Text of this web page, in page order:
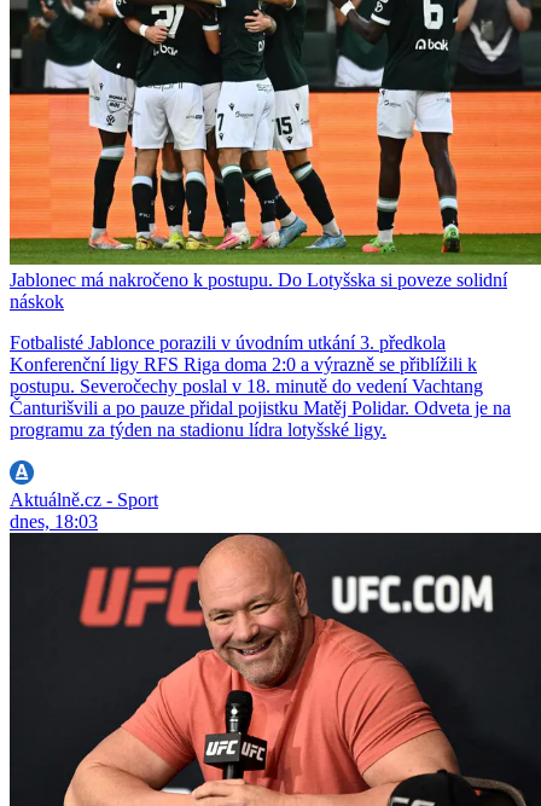
Jablonec má nakročeno k postupu. Do Lotyšska si poveze solidní
náskok
Fotbalisté Jablonce porazili v úvodním utkání 3. předkola
Konferenční ligy RFS Riga doma 2:0 a výrazně se přiblížili k
postupu. Severočechy poslal v 18. minutě do vedení Vachtang
Čanturišvili a po pauze přidal pojistku Matěj Polidar. Odveta je na
programu za týden na stadionu lídra lotyšské ligy.
Aktuálně.cz - Sport
dnes, 18:03